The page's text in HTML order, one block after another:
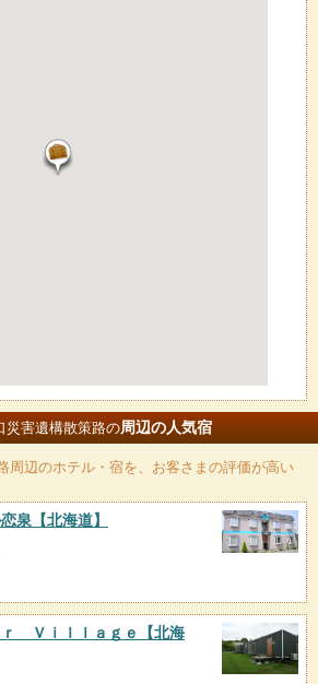
災害遺構散策路の周辺の人気宿
周辺のホテル・宿を、お客さまの評価が高い
泉 【北海道】
Ｖｉｌｌａｇｅ
【北海